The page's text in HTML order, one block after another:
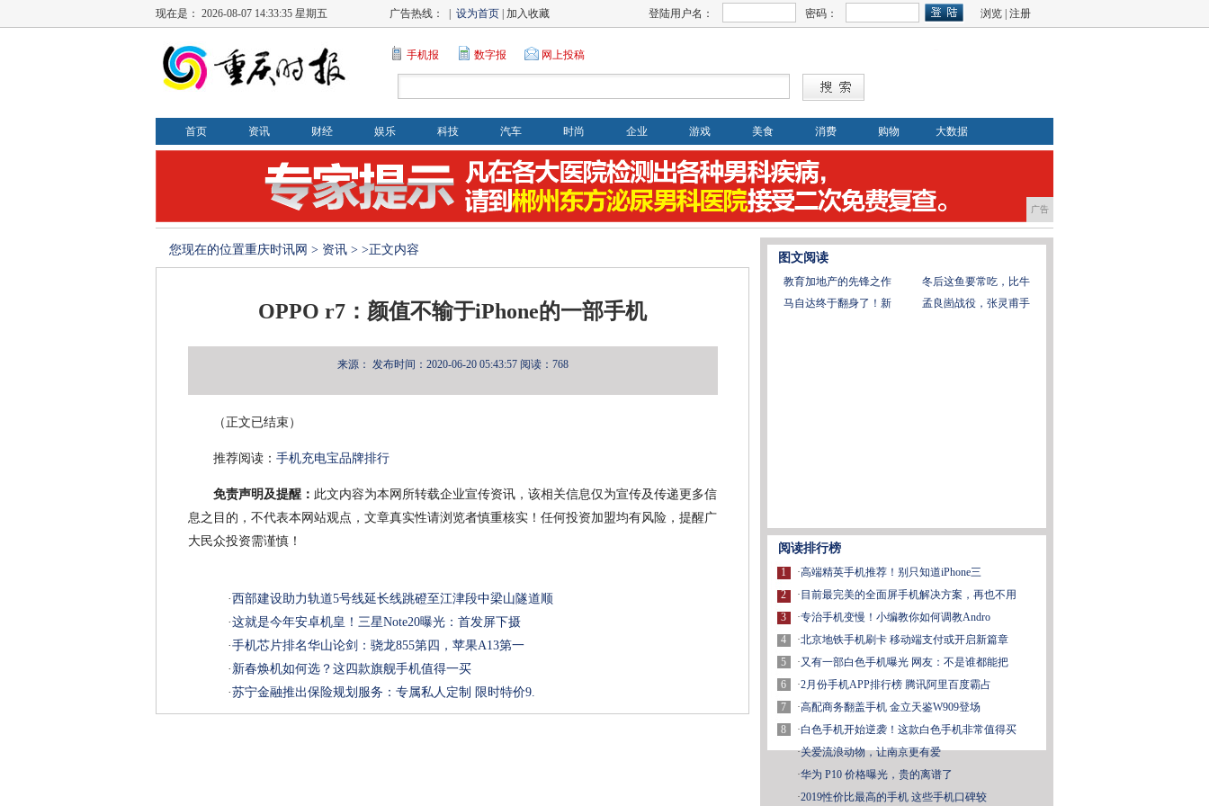
现在是： 2026-08-07 14:33:35 星期五 广告热线： | 设为首页 | 加入收藏 登陆用户名： 密码： 浏览 注册
手机报 数字报 网上投稿
首页 资讯 财经 娱乐 科技 汽车 时尚 企业 游戏 美食 消费 购物 大数据
广告
您现在的位置重庆时讯网 > 资讯 > >正文内容
OPPO r7：颜值不输于iPhone的一部手机
来源： 发布时间：2020-06-20 05:43:57 阅读：768
（正文已结束）
推荐阅读： 手机充电宝品牌排行
免责声明及提醒： 此文内容为本网所转载企业宣传资讯，该相关信息仅为宣传及传递更多信
息之目的，不代表本网站观点，文章真实性请浏览者慎重核实！任何投资加盟均有风险，提醒广
大民众投资需谨慎！
·西部建设助力轨道5号线延长线跳磴至江津段中梁山隧道顺
·这就是今年安卓机皇！三星Note20曝光：首发屏下摄
·手机芯片排名华山论剑：骁龙855第四，苹果A13第一
· 新春焕机如何选？这四款旗舰手机值得一买
·苏宁金融推出保险规划服务：专属私人定制 限时特价9.
图文阅读
教育加地产的先锋之作
冬后这鱼要常吃，比牛
马自达终于翻身了！新
孟良崮战役，张灵甫手
阅读排行榜
1
2
3
4
5
6
7
8
·高端精英手机推荐！别只知道iPhone三
· 目前最完美的全面屏手机解决方案，再也不用
·专治手机变慢！小编教你如何调教Andro
·北京地铁手机刷卡 移动端支付或开启新篇章
·又有一部白色手机曝光 网友：不是谁都能把
·2月份手机APP排行榜 腾讯阿里百度霸占
·高配商务翻盖手机 金立天鉴W909登场
·白色手机开始逆袭！这款白色手机非常值得买
·关爱流浪动物，让南京更有爱
·华为 P10 价格曝光，贵的离谱了
·2019性价比最高的手机 这些手机口碑较